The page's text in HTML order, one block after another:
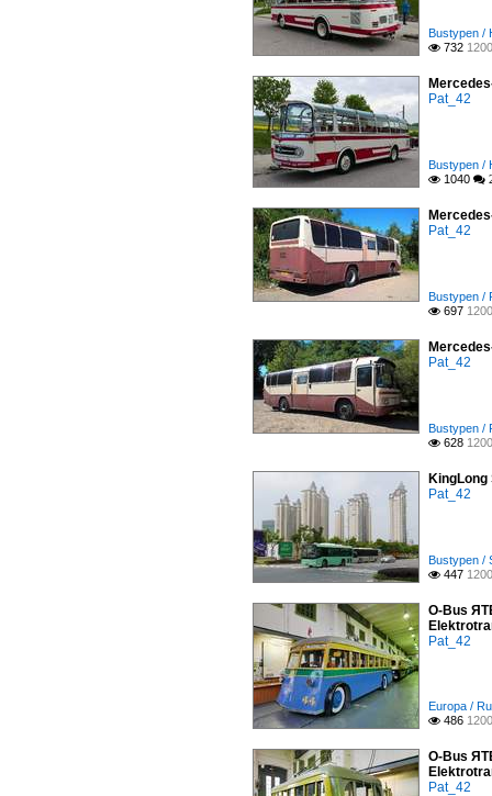
Bustypen /
 732
Pat_42
Bustypen /
 1040 
Pat_42
Bustypen /
 697
Pat_42
Bustypen /
 628
KingLong
Pat_42
Bustypen /
 447
O-Bus
Pat_42
Europa /
 486
O-Bus
Pat_42